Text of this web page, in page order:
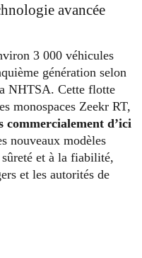
avancée
3 000 véhicules
génération selon
NHTSA. Cette flotte
monospaces Zeekr RT,
commercialement d’ici
nouveaux modèles
et à la fiabilité,
et les autorités de